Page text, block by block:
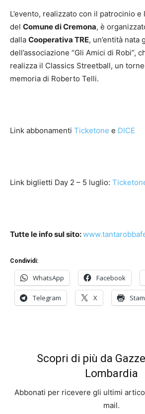
L’evento, realizzato con il patrocinio
del Comune di Cremona, è
dalla Cooperativa TRE, un’entità nata
dell’associazione “Gli Amici di Robi”,
realizza il Classics Streetball, un
memoria di Roberto Telli.
Link abbonamenti Ticketone e DICE
Link biglietti Day 2 – 5 luglio:
Tutte le info sul sito:
Condividi:
WhatsApp Facebook
Telegram X
Scopri di più da
Lombardia
Abbonati per ricevere gli ultimi
mail.